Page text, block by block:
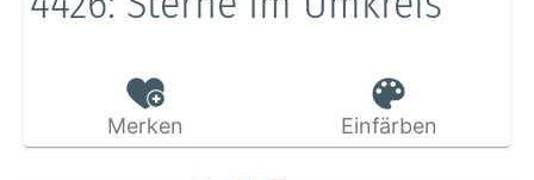
Merken Einfärben